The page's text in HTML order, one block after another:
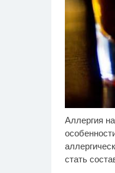
Аллергия
стать